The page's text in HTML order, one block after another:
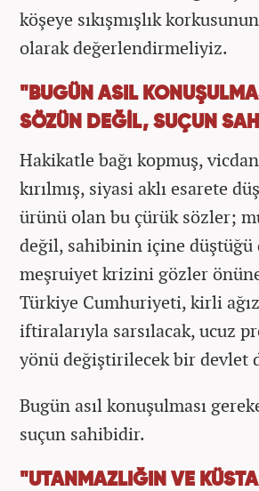
köşeye sıkışmışlık
olarak değerlendirmeliyiz.
"BUGÜN ASIL
SÖZÜN DEĞİL, SUÇUN
Hakikatle bağı kopmuş,
kırılmış, siyasi aklı esarete
ürünü olan bu çürük sözler;
değil, sahibinin içine düştüğü
meşruiyet krizini gözler
Türkiye Cumhuriyeti, kirli
iftiralarıyla sarsılacak, ucuz
yönü değiştirilecek bir devlet
Bugün asıl konuşulması
suçun sahibidir.
"UTANMAZLIĞIN VE